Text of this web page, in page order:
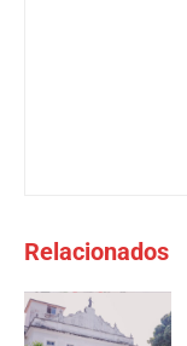
Relacionados